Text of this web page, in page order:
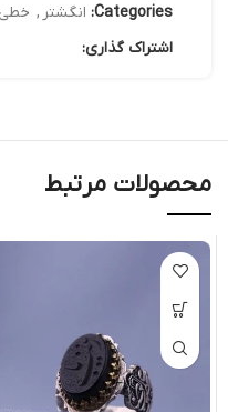
Categories: انگشتر , خطی
اشتراک گذاری:
محصولات مرتبط